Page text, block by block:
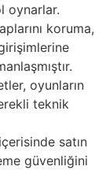
oynarlar.
koruma,
oyunların
teknik
satın
güvenliğini